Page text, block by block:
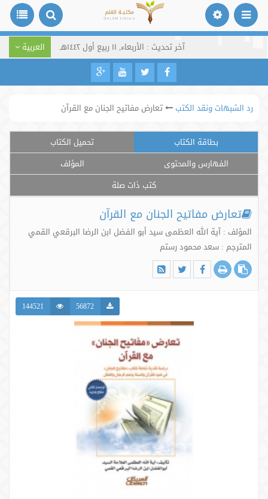
آخر تحديث : الأربعاء, ١١ ربيع أول ١٤٤٢هـ العربية
رد الشبهات ونقد الكتب تعارض مفاتيح الجنان مع القرآن
بطاقة الكتاب
تحميل الكتاب
الفهارس والمحتوى
المؤلف
كتب ذات صلة
تعارض مفاتيح الجنان مع القرآن
المؤلف : آية الله العظمى سيد أبو الفضل ابن الرضا البرقعي القمي
المترجم : سعد محمود رستم
56872
144521